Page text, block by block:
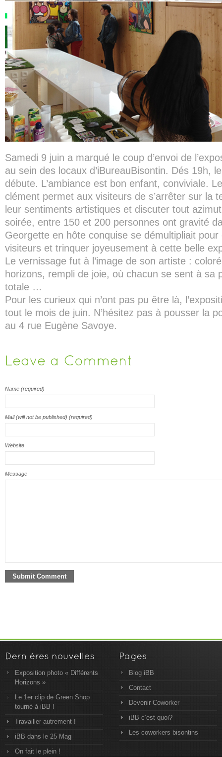
Samedi 9 juin a marqué le coup d’envoi de
au sein des locaux d’iBureauBisontin. Dés 19h,
débute. L’ambiance est bon enfant, conviviale.
clément permet aux visiteurs de s’arrêter sur la
leur sentiments artistiques et discuter tout
soirée, entre 150 et 200 personnes ont gravité
Georgette en hôte conquise se démultipliait
visiteurs et trinquer joyeusement à cette belle
Le vernissage fut à l’image de son artiste :
horizons, rempli de joie, où chacun se sent à sa
totale …
Pour les curieux qui n’ont pas pu être là,
tout le mois de juin. N’hésitez pas à pousser la
au 4 rue Eugène Savoye.
Name (required)
Mail (will not be published) (required)
Website
Message
Exposition photo « Différents
Horizons »
Le 1er clip de Green Shop
tourné à iBB !
Travailler autrement !
iBB dans le 25 Mag
On fait le plein !
Blog iBB
Contact
Devenir Coworker
iBB c’est quoi?
Les coworkers bisontins